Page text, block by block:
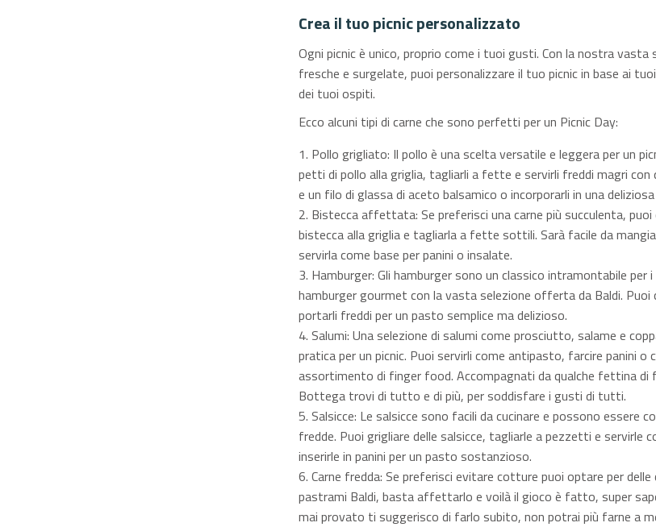
Crea il tuo picnic personalizzato
Ogni picnic è unico, proprio come i tuoi gusti. Con la nostra vasta
fresche e surgelate, puoi personalizzare il tuo picnic in base ai
dei tuoi ospiti.
Ecco alcuni tipi di carne che sono perfetti per un Picnic Day:
Pollo grigliato: Il pollo è una scelta versatile e leggera per un
petti di pollo alla griglia, tagliarli a fette e servirli freddi magri con
e un filo di glassa di aceto balsamico o incorporarli in una
Bistecca affettata: Se preferisci una carne più succulenta, puoi
bistecca alla griglia e tagliarla a fette sottili. Sarà facile da
servirla come base per panini o insalate.
Hamburger: Gli hamburger sono un classico intramontabile per i
hamburger gourmet con la vasta selezione offerta da Baldi. Puoi
portarli freddi per un pasto semplice ma delizioso.
Salumi: Una selezione di salumi come prosciutto, salame e
pratica per un picnic. Puoi servirli come antipasto, farcire panini o
assortimento di finger food. Accompagnati da qualche fettina di
Bottega trovi di tutto e di più, per soddisfare i gusti di tutti.
Salsicce: Le salsicce sono facili da cucinare e possono essere
fredde. Puoi grigliare delle salsicce, tagliarle a pezzetti e servirle
inserirle in panini per un pasto sostanzioso.
Carne fredda: Se preferisci evitare cotture puoi optare per delle
pastrami Baldi, basta affettarlo e voilà il gioco è fatto, super
mai provato ti suggerisco di farlo subito, non potrai più farne a